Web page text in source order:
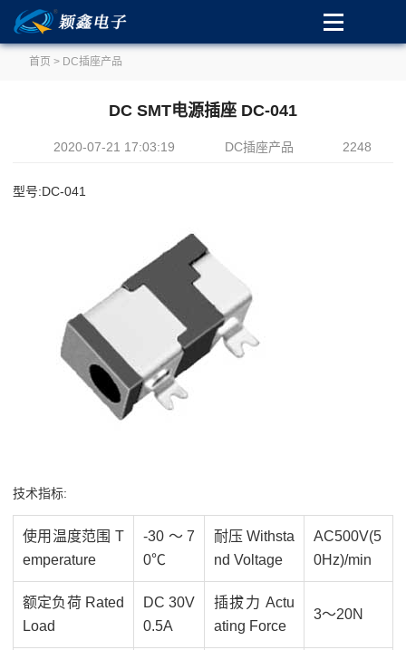
首页 > DC插座产品
DC SMT电源插座 DC-041
2020-07-21 17:03:19 DC插座产品 2248
型号:DC-041
技术指标:
使用温度范围 T
emperature
-30～7
0℃
耐压 Withsta
nd Voltage
AC500V(5
0Hz)/min
额定负荷 Rated
Load
DC 30V
0.5A
插拔力 Actu
ating Force
3～20N